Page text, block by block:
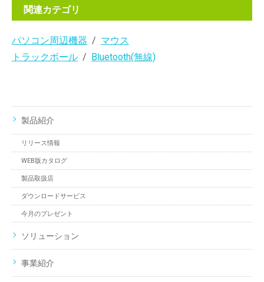
関連カテゴリ
パソコン周辺機器
マウス
トラックボール
Bluetooth(無線)
製品紹介
リリース情報
WEB版カタログ
製品取扱店
ダウンロードサービス
今月のプレゼント
ソリューション
事業紹介